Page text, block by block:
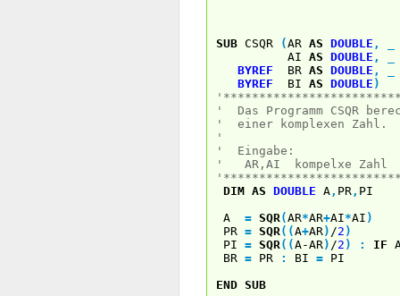
SUB CSQR (AR AS DOUBLE ,
AI AS DOUBLE ,
BYREF BR AS DOUBLE ,
BYREF BI AS DOUBLE )
' Das Programm CSQR
' einer komplexen Zahl.
'
' Eingabe:
' AR,AI kompelxe
DIM AS DOUBLE A , PR , PI
A = SQR (AR*AR+AI*AI )
PR = SQR ( (A+AR) /2 )
PI = SQR ( (A-AR) /2 ) : IF
BR = PR : BI = PI
END SUB